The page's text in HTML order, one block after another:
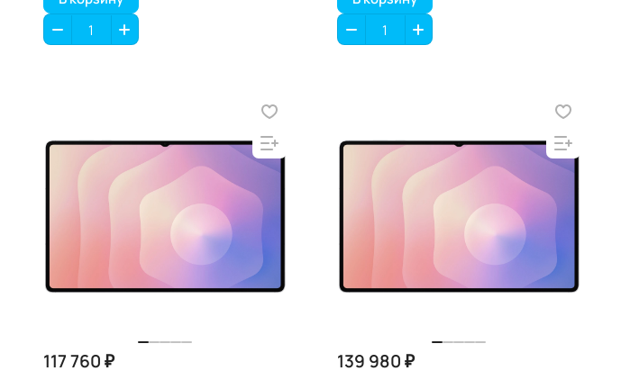
117 760 ₽ 139 980 ₽